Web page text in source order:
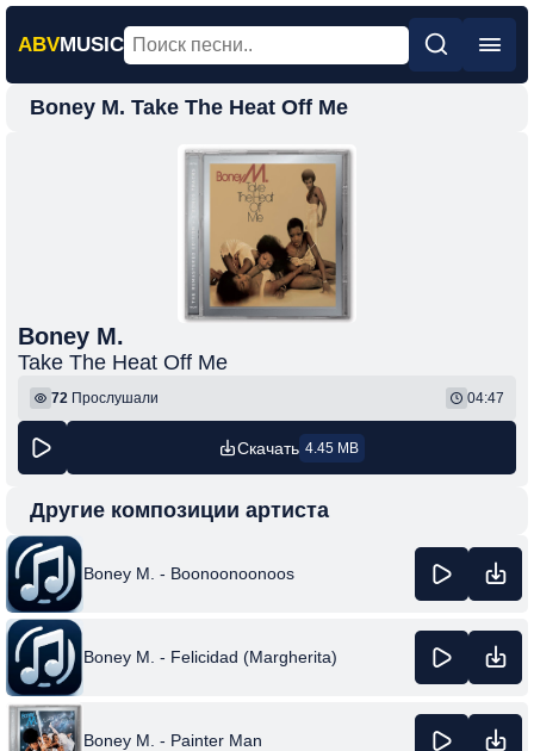
ABVMUSIC
Главная
Шансон
Фонк
Boney M. Take The Heat Off Me
Boney M.
Take The Heat Off Me
72 Прослушали 04:47
Скачать 4.45 MB
Другие композиции артиста
Boney M. - Boonoonoonoos
Boney M. - Felicidad (Margherita)
Boney M. - Painter Man